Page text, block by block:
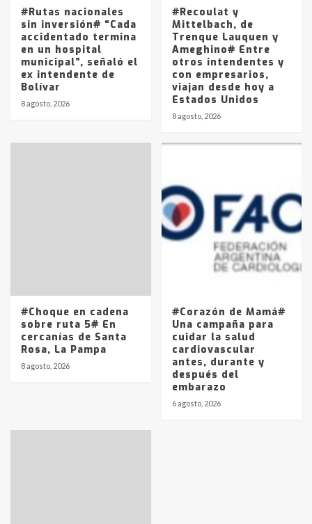
2
14 allanamientos con Gendarmería
en T.Lauquen, Pehuajó y Carlos
Casares
Identidad de los adolescentes
pampeanos que fueron
protagonistas del fatal accidente
en la mañana del lunes
Los precios de los combustibles en
La Pampa, desde YPF hasta Axion
#Rutas nacionales
sin inversión# “Cada
accidentado termina
en un hospital
municipal”, señaló el
ex intendente de
Bolívar
8 agosto, 2026
#Recoulat y
Mittelbach, de
Trenque Lauquen y
Ameghino# Entre
otros intendentes y
con empresarios,
viajan desde hoy a
Estados Unidos
8 agosto, 2026
#Choque en cadena
sobre ruta 5# En
cercanías de Santa
Rosa, La Pampa
8 agosto, 2026
#Corazón de Mamá#
Una campaña para
cuidar la salud
cardiovascular
antes, durante y
después del
embarazo
6 agosto, 2026